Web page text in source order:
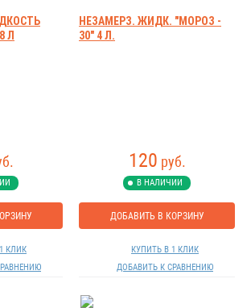
Л
КЛИК
НЕЗАМЕРЗ. ЖИДК. "МОРОЗ -
30" 4 Л.
120 руб.
В НАЛИЧИИ
ДОБАВИТЬ В КОРЗИНУ
КУПИТЬ В 1 КЛИК
ДОБАВИТЬ К СРАВНЕНИЮ